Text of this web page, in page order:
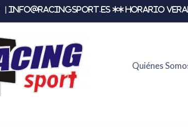
| info@racingsport.es ** HORARIO
Quiénes
Ferodo Racing Fcp1162h